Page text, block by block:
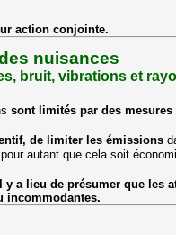
action conjointe.
nuisances
bruit, vibrations et
sont limités par des mesures
de limiter les émissions
autant que cela soit
a lieu de présumer que les
incommodantes.